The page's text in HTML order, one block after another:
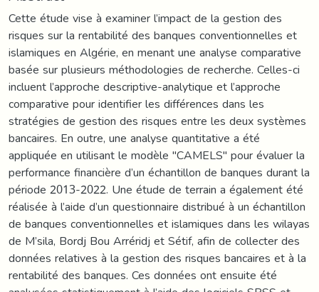
Cette étude vise à examiner l’impact de la gestion des
risques sur la rentabilité des banques conventionnelles et
islamiques en Algérie, en menant une analyse comparative
basée sur plusieurs méthodologies de recherche. Celles-ci
incluent l’approche descriptive-analytique et l’approche
comparative pour identifier les différences dans les
stratégies de gestion des risques entre les deux systèmes
bancaires. En outre, une analyse quantitative a été
appliquée en utilisant le modèle "CAMELS" pour évaluer la
performance financière d’un échantillon de banques durant la
période 2013-2022. Une étude de terrain a également été
réalisée à l’aide d’un questionnaire distribué à un échantillon
de banques conventionnelles et islamiques dans les wilayas
de M’sila, Bordj Bou Arréridj et Sétif, afin de collecter des
données relatives à la gestion des risques bancaires et à la
rentabilité des banques. Ces données ont ensuite été